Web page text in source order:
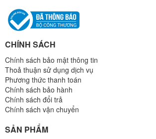
CHÍNH SÁCH
Chính sách bảo mật thông tin
Thoả thuận sử dụng dịch vụ
Phương thức thanh toán
Chính sách bảo hành
Chính sách đổi trả
Chính sách vận chuyển
SẢN PHẨM